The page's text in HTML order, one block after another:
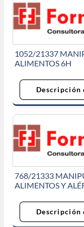
1052/21337
ALIMENTOS 6H
Descripción
768/21333
ALIMENTOS Y
Descripción